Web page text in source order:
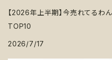
【2026年上半期】今売れてるわ
TOP10
2026/7/17